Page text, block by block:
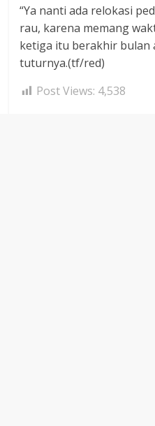
“Ya nanti ada relokasi
rau, karena memang
ketiga itu berakhir bulan
tuturnya.(tf/red)
Post Views: 4,538